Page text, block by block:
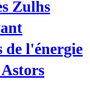
Zulhs
de l'énergie